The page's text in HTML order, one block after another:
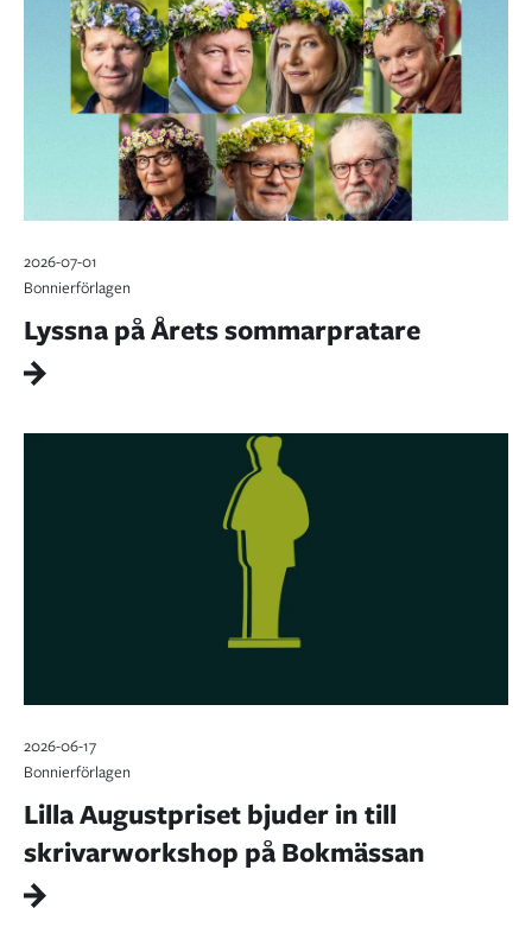
2026-07-01
Bonnierförlagen
Lyssna på Årets sommarpratare
2026-06-17
Bonnierförlagen
Lilla Augustpriset bjuder in till
skrivarworkshop på Bokmässan